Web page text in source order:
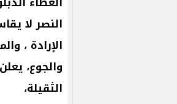
النصر لا
الإرادة ،
والجوع، يعلن
الثقيلة،